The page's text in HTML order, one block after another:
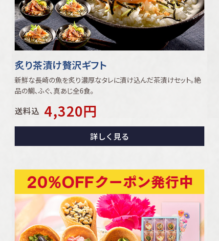
炙り茶漬け贅沢ギフト
新鮮な長崎の魚を炙り濃厚なタレに漬け込んだ茶漬けセット。絶
品の鯛､ふぐ､真あじ全6食。
送料込 4,320円
詳しく見る